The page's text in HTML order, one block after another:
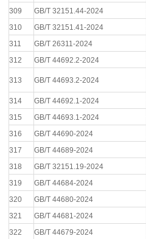
309
GB/T 32151.44-2024
310
GB/T 32151.41-2024
311
GB/T 26311-2024
312
GB/T 44692.2-2024
313 GB/T 44693.2-2024
314 GB/T 44692.1-2024
315
GB/T 44693.1-2024
316
GB/T 44690-2024
317
GB/T 44689-2024
318
GB/T 32151.19-2024
319
GB/T 44684-2024
320
GB/T 44680-2024
321
GB/T 44681-2024
322
GB/T 44679-2024